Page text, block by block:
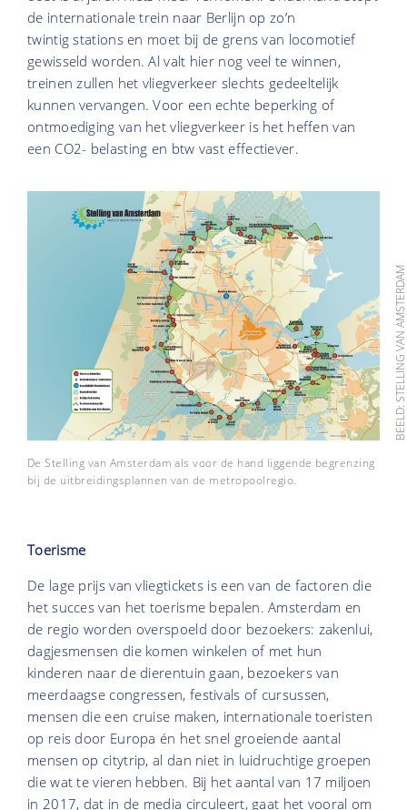
de internationale trein naar Berlijn op zo’n
twintig stations en moet bij de grens van locomotief
gewisseld worden. Al valt hier nog veel te winnen,
treinen zullen het vliegverkeer slechts gedeeltelijk
kunnen vervangen. Voor een echte beperking of
ontmoediging van het vliegverkeer is het heffen van
een CO2- belasting en btw vast effectiever.
BEELD: STELLING VAN AMSTERDAM
De Stelling van Amsterdam als voor de hand liggende begrenzing
bij de uitbreidingsplannen van de metropoolregio.
Toerisme
De lage prijs van vliegtickets is een van de factoren die
het succes van het toerisme bepalen. Amsterdam en
de regio worden overspoeld door bezoekers: zakenlui,
dagjesmensen die komen winkelen of met hun
kinderen naar de dierentuin gaan, bezoekers van
meerdaagse congressen, festivals of cursussen,
mensen die een cruise maken, internationale toeristen
op reis door Europa én het snel groeiende aantal
mensen op citytrip, al dan niet in luidruchtige groepen
die wat te vieren hebben. Bij het aantal van 17 miljoen
in 2017, dat in de media circuleert, gaat het vooral om